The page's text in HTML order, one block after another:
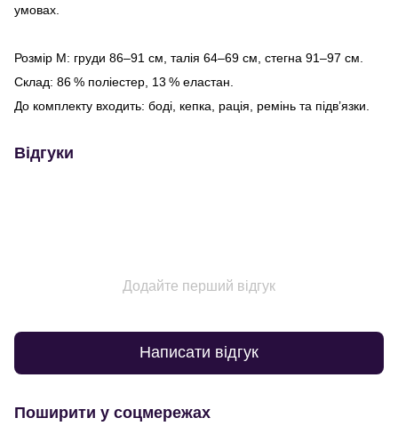
умовах.
Розмір М: груди 86–91 см, талія 64–69 см, стегна 91–97 см.
Склад: 86 % поліестер, 13 % еластан.
До комплекту входить: боді, кепка, рація, ремінь та підв’язки.
Відгуки
Додайте перший відгук
Написати відгук
Поширити у соцмережах